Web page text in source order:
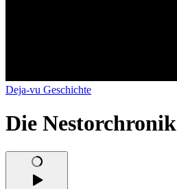
Deja-vu Geschichte
Die Nestorchronik